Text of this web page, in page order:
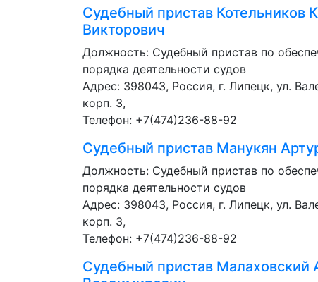
Судебный пристав Котельников
Викторович
Должность: Судебный пристав по
порядка деятельности судов
Адрес: 398043, Россия, г. Липецк, ул.
корп. 3,
Телефон: +7(474)236-88-92
Судебный пристав Манукян
Должность: Судебный пристав по
порядка деятельности судов
Адрес: 398043, Россия, г. Липецк, ул.
корп. 3,
Телефон: +7(474)236-88-92
Судебный пристав Малаховский